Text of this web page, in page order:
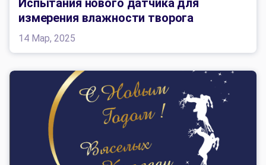
14 Мар, 2025
Испытания нового датчика для
измерения влажности творога